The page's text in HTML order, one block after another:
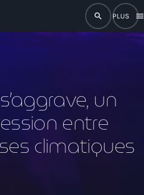
search
menu
close
un
entre
climatiques